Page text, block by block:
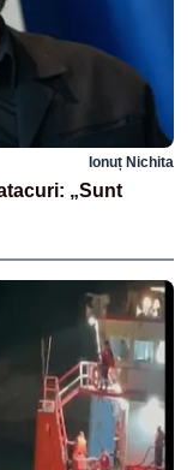
Ionuț Nichita
„Sunt